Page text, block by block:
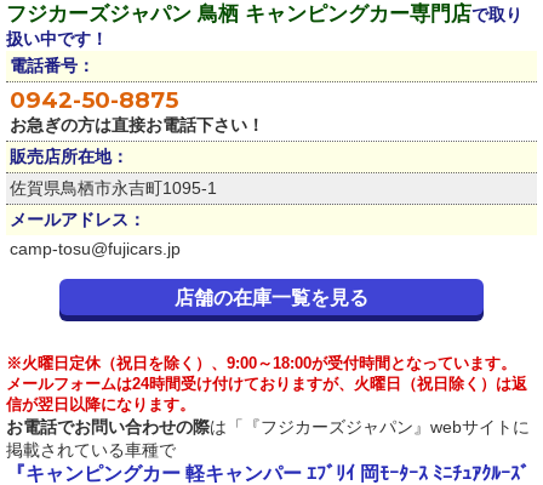
フジカーズジャパン 鳥栖 キャンピングカー専門店で取り
扱い中です！
電話番号：
0942-50-8875
お急ぎの方は直接お電話下さい！
販売店所在地：
佐賀県鳥栖市永吉町1095-1
メールアドレス：
camp-tosu@fujicars.jp
店舗の在庫一覧を見る
※火曜日定休（祝日を除く）、9:00～18:00が受付時間となっています。
メールフォームは24時間受け付けておりますが、火曜日（祝日除く）は返
信が翌日以降になります。
お電話でお問い合わせの際は「『フジカーズジャパン』webサイトに
掲載されている車種で
『キャンピングカー 軽キャンパー ｴﾌﾞﾘｲ 岡ﾓｰﾀｰｽ ﾐﾆﾁｭｱｸﾙｰｽﾞ